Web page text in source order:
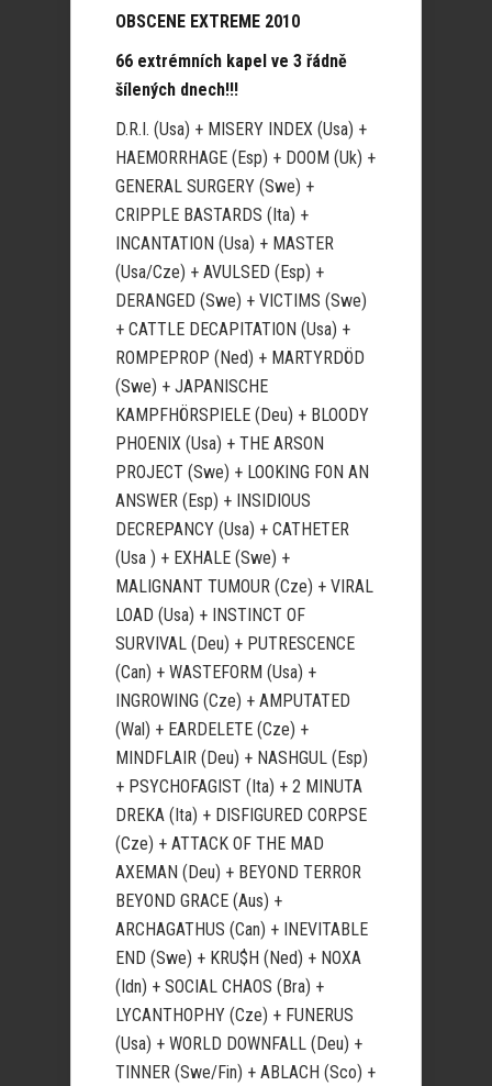
OBSCENE EXTREME 2010
66 extrémních kapel ve 3 řádně
šílených dnech!!!
D.R.I. (Usa) + MISERY INDEX (Usa) +
HAEMORRHAGE (Esp) + DOOM (Uk) +
GENERAL SURGERY (Swe) +
CRIPPLE BASTARDS (Ita) +
INCANTATION (Usa) + MASTER
(Usa/Cze) + AVULSED (Esp) +
DERANGED (Swe) + VICTIMS (Swe)
+ CATTLE DECAPITATION (Usa) +
ROMPEPROP (Ned) + MARTYRDÖD
(Swe) + JAPANISCHE
KAMPFHÖRSPIELE (Deu) + BLOODY
PHOENIX (Usa) + THE ARSON
PROJECT (Swe) + LOOKING FON AN
ANSWER (Esp) + INSIDIOUS
DECREPANCY (Usa) + CATHETER
(Usa ) + EXHALE (Swe) +
MALIGNANT TUMOUR (Cze) + VIRAL
LOAD (Usa) + INSTINCT OF
SURVIVAL (Deu) + PUTRESCENCE
(Can) + WASTEFORM (Usa) +
INGROWING (Cze) + AMPUTATED
(Wal) + EARDELETE (Cze) +
MINDFLAIR (Deu) + NASHGUL (Esp)
+ PSYCHOFAGIST (Ita) + 2 MINUTA
DREKA (Ita) + DISFIGURED CORPSE
(Cze) + ATTACK OF THE MAD
AXEMAN (Deu) + BEYOND TERROR
BEYOND GRACE (Aus) +
ARCHAGATHUS (Can) + INEVITABLE
END (Swe) + KRU$H (Ned) + NOXA
(Idn) + SOCIAL CHAOS (Bra) +
LYCANTHOPHY (Cze) + FUNERUS
(Usa) + WORLD DOWNFALL (Deu) +
TINNER (Swe/Fin) + ABLACH (Sco) +